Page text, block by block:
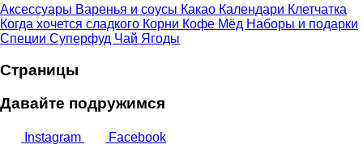
Аксессуары Варенья и соусы Какао Календари Клетчатка
Когда хочется сладкого Корни Кофе Мёд Наборы и подарки
Специи Суперфуд Чай Ягоды
Страницы
Давайте подружимся
Instagram Facebook